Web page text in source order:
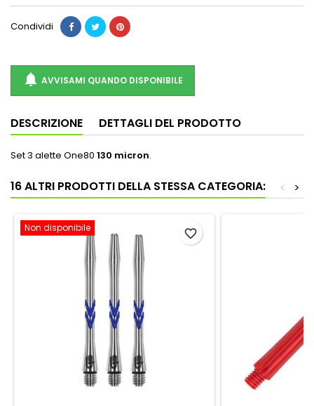
Condividi
 AVVISAMI QUANDO DISPONIBILE
DESCRIZIONE DETTAGLI DEL PRODOTTO
Set 3 alette One80 130 micron.
16 ALTRI PRODOTTI DELLA STESSA CATEGORIA: >
<
Non disponibile favorite_border